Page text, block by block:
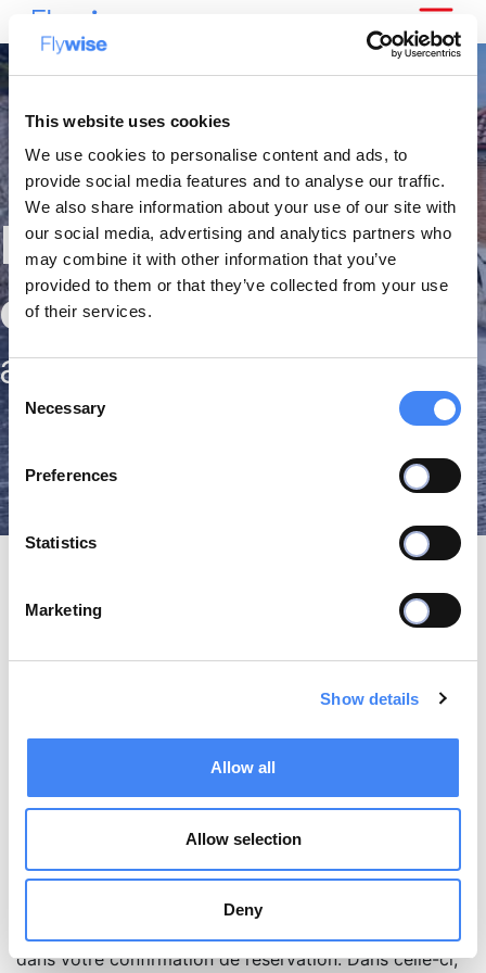
This website uses cookies
We use cookies to personalise content and ads, to
provide social media features and to analyse our traffic.
We also share information about your use of our site with
our social media, advertising and analytics partners who
may combine it with other information that you’ve
provided to them or that they’ve collected from your use
of their services.
Consent
Selection
Necessary
Preferences
Statistics
Marketing
Show details
Allow all
Allow selection
Deny
Les meilleurs
citytrips
au prix les plus bas
Contacts
Nous sommes ici pour répondre à vos
réponses à vos questions se trouvent dans nos FAQs.
Si vous avez une question sur un citytrip déjà réservé,
vous trouverez toutes les informations nécessaires
dans votre confirmation de réservation. Dans celle-ci,